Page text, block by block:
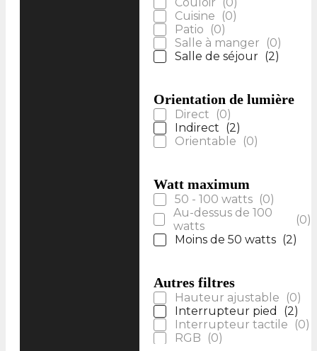
Cuisine
(0)
Patio
(0)
Salle à manger
(0)
Salle de séjour (2)
Orientation de lumière
Direct (0)
Indirect (2)
Orientable
(0)
Watt maximum
50 - 100 watts (0)
Au-dessus de 100
watts
(0)
Moins de 50 watts (2)
Autres filtres
Hauteur ajustable (0)
Interrupteur pied
(2)
Interrupteur tactile
(0)
RGB
(0)